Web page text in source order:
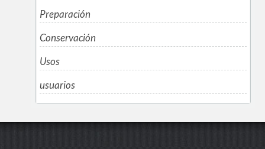
Preparación
Conservación
Usos
usuarios